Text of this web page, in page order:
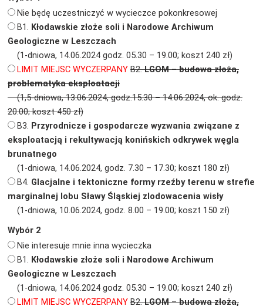
Nie będę uczestniczyć w wycieczce pokonkresowej
B1. Kłodawskie złoże soli i Narodowe Archiwum
Geologiczne w Leszczach
(1-dniowa, 14.06.2024 godz. 05.30 – 19.00; koszt 240 zł)
LIMIT MIEJSC WYCZERPANY B2.LGOM – budowa złoża,
problematyka eksploatacji
(1,5-dniowa, 13.06.2024, godz.15.30 – 14.06.2024, ok. godz.
20.00; koszt 450 zł)
B3. Przyrodnicze i gospodarcze wyzwania związane z
eksploatacją i rekultywacją konińskich odkrywek węgla
brunatnego
(1-dniowa, 14.06.2024, godz. 7.30 – 17.30; koszt 180 zł)
B4. Glacjalne i tektoniczne formy rzeźby terenu w strefie
marginalnej lobu Sławy Śląskiej zlodowacenia wisły
(1-dniowa, 10.06.2024, godz. 8.00 – 19.00; koszt 150 zł)
Wybór 2
Nie interesuje mnie inna wycieczka
B1. Kłodawskie złoże soli i Narodowe Archiwum
Geologiczne w Leszczach
(1-dniowa, 14.06.2024 godz. 05.30 – 19.00; koszt 240 zł)
LIMIT MIEJSC WYCZERPANY B2.LGOM – budowa złoża,